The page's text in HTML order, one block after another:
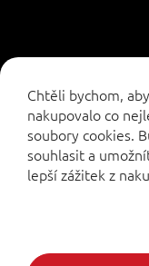
Chtěli bychom,
nakupovalo co
soubory cookies.
souhlasit a
lepší zážitek z